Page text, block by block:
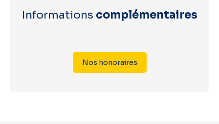
Informations complémentaires
Nos honoraires